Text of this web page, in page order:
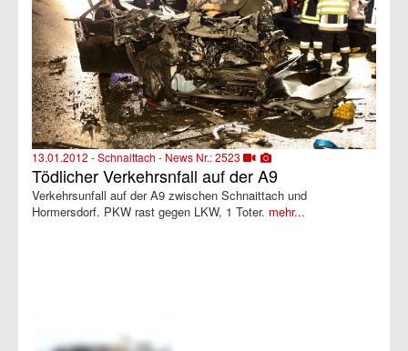
13.01.2012 - Schnaittach - News Nr.: 2523
Tödlicher Verkehrsnfall auf der A9
Verkehrsunfall auf der A9 zwischen Schnaittach und
Hormersdorf. PKW rast gegen LKW, 1 Toter. mehr...